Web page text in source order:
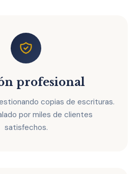
profesional
copias de escrituras.
por miles de clientes
satisfechos.